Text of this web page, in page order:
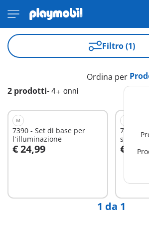
Filtro (1)
2 prodotti- 4+ anni
Ordina per
M
7390 - Set di base per
l`illuminazione
€ 24,99
Aggiungi al carrello
71013 -
€
1 da 1